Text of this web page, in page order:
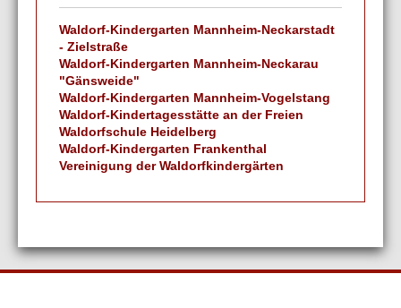
Waldorf-Kindergarten Mannheim-Neckarstadt
- Zielstraße
Waldorf-Kindergarten Mannheim-Neckarau
"Gänsweide"
Waldorf-Kindergarten Mannheim-Vogelstang
Waldorf-Kindertagesstätte an der Freien
Waldorfschule Heidelberg
Waldorf-Kindergarten Frankenthal
Vereinigung der Waldorfkindergärten